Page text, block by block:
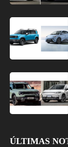
ÚLTIMAS